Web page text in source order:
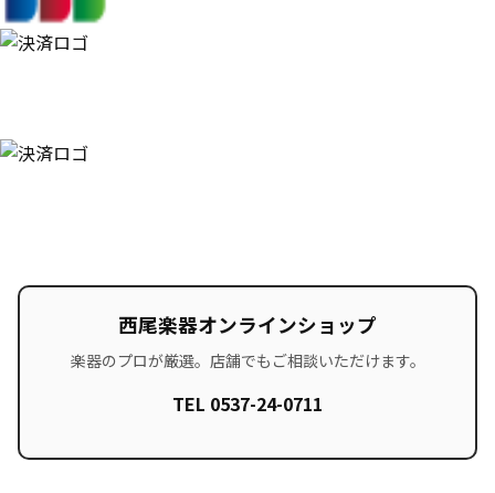
西尾楽器オンラインショップ
楽器のプロが厳選。店舗でもご相談いただけます。
TEL 0537-24-0711